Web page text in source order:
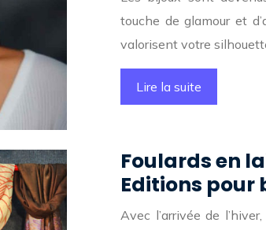
touche de glamour et
valorisent votre
Lire la suite
Foulards en
Editions
Avec l’arrivée de